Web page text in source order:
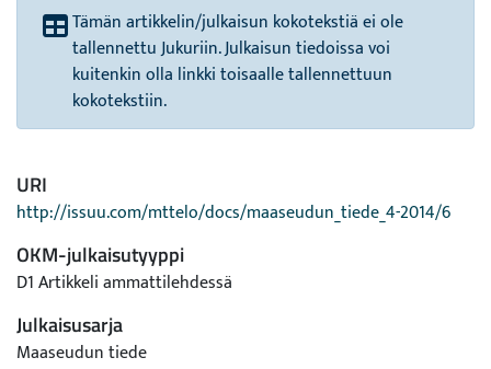
Tämän artikkelin/julkaisun kokotekstiä ei ole
tallennettu Jukuriin. Julkaisun tiedoissa voi
kuitenkin olla linkki toisaalle tallennettuun
kokotekstiin.
URI
http://issuu.com/mttelo/docs/maaseudun_tiede_4-2014/6
OKM-julkaisutyyppi
D1 Artikkeli ammattilehdessä
Julkaisusarja
Maaseudun tiede